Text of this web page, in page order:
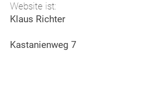
Website ist:
Klaus Richter
Kastanienweg 7